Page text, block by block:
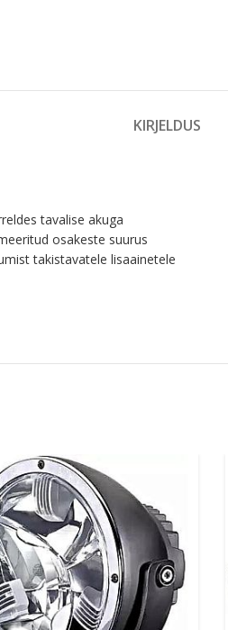
KIRJELDUS
tavalise akuga
osakeste suurus
takistavatele lisaainetele